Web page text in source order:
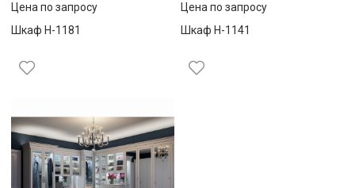
Цена по запросу
Шкаф Н-1181
Цена по запросу
Шкаф Н-1141